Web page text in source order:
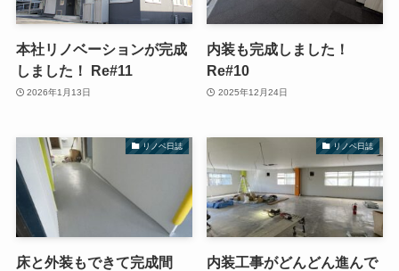
本社リノベーションが完成
しました！ Re#11
2026年1月13日
内装も完成しました！
Re#10
2025年12月24日
リノベ日誌
床と外装もできて完成間
リノベ日誌
内装工事がどんどん進んで